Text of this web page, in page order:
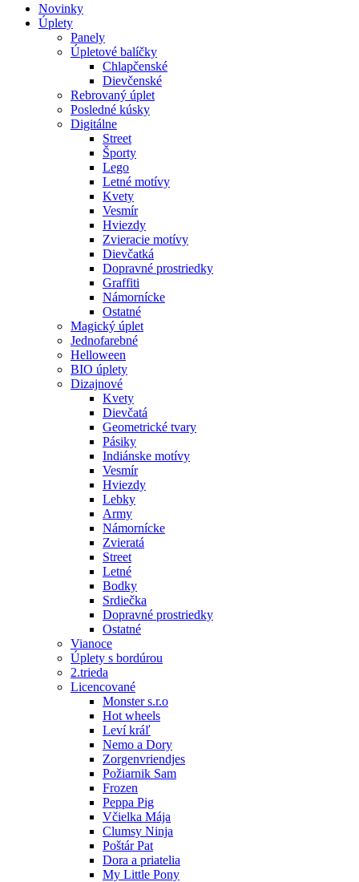
Novinky
Úplety
Panely
Úpletové balíčky
Chlapčenské
Dievčenské
Rebrovaný úplet
Posledné kúsky
Digitálne
Street
Športy
Lego
Letné motívy
Kvety
Vesmír
Hviezdy
Zvieracie motívy
Dievčatká
Dopravné prostriedky
Graffiti
Námornícke
Ostatné
Magický úplet
Jednofarebné
Helloween
BIO úplety
Dizajnové
Kvety
Dievčatá
Geometrické tvary
Pásiky
Indiánske motívy
Vesmír
Hviezdy
Lebky
Army
Námornícke
Zvieratá
Street
Letné
Bodky
Srdiečka
Dopravné prostriedky
Ostatné
Vianoce
Úplety s bordúrou
2.trieda
Licencované
Monster s.r.o
Hot wheels
Leví kráľ
Nemo a Dory
Zorgenvriendjes
Požiarnik Sam
Frozen
Peppa Pig
Včielka Mája
Clumsy Ninja
Poštár Pat
Dora a priatelia
My Little Pony